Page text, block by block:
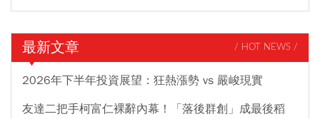
最新文章 / HOT NEWS /
2026年下半年投資展望：狂熱漲勢 vs 嚴峻現實
友達二把手柯富仁裸辭內幕！「落後群創」成最後稻